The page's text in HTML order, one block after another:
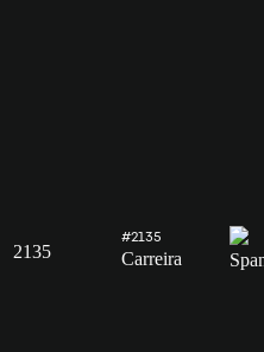
2135
#2135
Carreira